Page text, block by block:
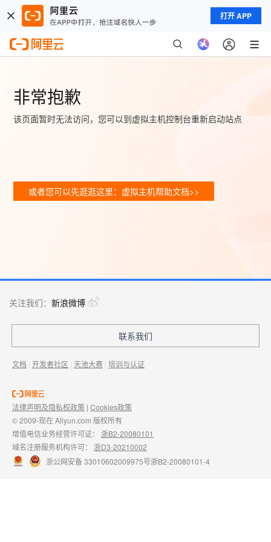
打开 APP
非常抱歉
该页面暂时无法访问，您可以到虚拟主机控制台重新启动站点
或者您可以先逛逛这里：虚拟主机帮助文档>>